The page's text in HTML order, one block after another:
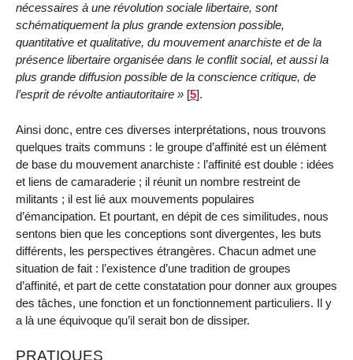
nécessaires à une révolution sociale libertaire, sont
schématiquement la plus grande extension possible,
quantitative et qualitative, du mouvement anarchiste et de la
présence libertaire organisée dans le conflit social, et aussi la
plus grande diffusion possible de la conscience critique, de
l’esprit de révolte antiautoritaire
[5].
Ainsi donc, entre ces diverses interprétations, nous trouvons
quelques traits communs : le groupe d’affinité est un élément
de base du mouvement anarchiste : l’affinité est double : idées
et liens de camaraderie ; il réunit un nombre restreint de
militants ; il est lié aux mouvements populaires
d’émancipation. Et pourtant, en dépit de ces similitudes, nous
sentons bien que les conceptions sont divergentes, les buts
différents, les perspectives étrangères. Chacun admet une
situation de fait : l’existence d’une tradition de groupes
d’affinité, et part de cette constatation pour donner aux groupes
des tâches, une fonction et un fonctionnement particuliers. Il y
a là une équivoque qu’il serait bon de dissiper.
PRATIQUES